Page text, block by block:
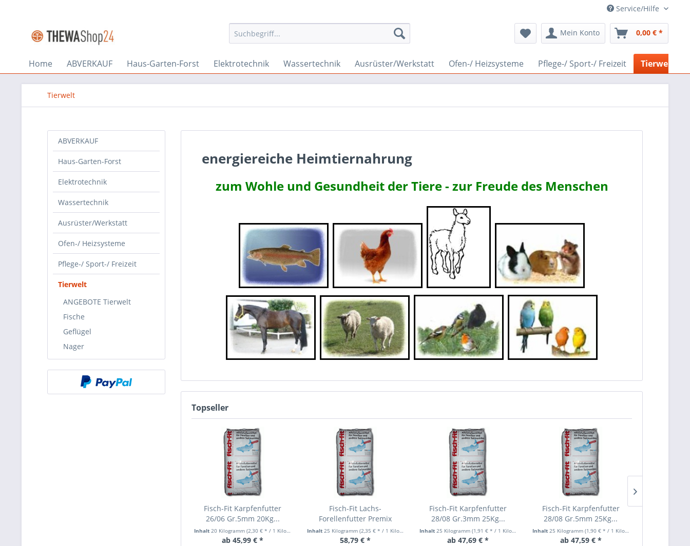
Service/Hilfe
Mein Konto 0,00 € *
Home ABVERKAUF Haus-Garten-Forst Elektrotechnik Wassertechnik Ausrüster/Werkstatt Ofen-/ Heizsysteme Pflege-/ Sport-/ Freizeit Tierwelt
Tierwelt
ABVERKAUF
Haus-Garten-Forst
Elektrotechnik
Wassertechnik
Ausrüster/Werkstatt
Ofen-/ Heizsysteme
Pflege-/ Sport-/ Freizeit
Tierwelt
ANGEBOTE Tierwelt
Fische
Geflügel
Nager
energiereiche Heimtiernahrung
zum Wohle und Gesundheit der Tiere - zur Freude des Menschen
Topseller
Fisch-Fit Karpfenfutter
26/06 Gr.5mm 20Kg...
Inhalt 20 Kilogramm (2,30 € * / 1 Kilogramm)
ab 45,99 € *
Fisch-Fit Lachs-
Forellenfutter Premix
55/25...
Inhalt 25 Kilogramm (2,35 € * / 1 Kilogramm)
58,79 € *
Fisch-Fit Karpfenfutter
28/08 Gr.3mm 25Kg...
Inhalt 25 Kilogramm (1,91 € * / 1 Kilogramm)
ab 47,69 € *
Fisch-Fit Karpfenfutter
28/08 Gr.5mm 25Kg...
Inhalt 25 Kilogramm (1,90 € * / 1 Kilogramm)
ab 47,59 € *